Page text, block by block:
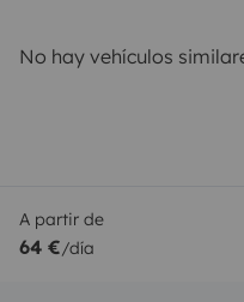
No hay vehículos
A partir de
64 €/día